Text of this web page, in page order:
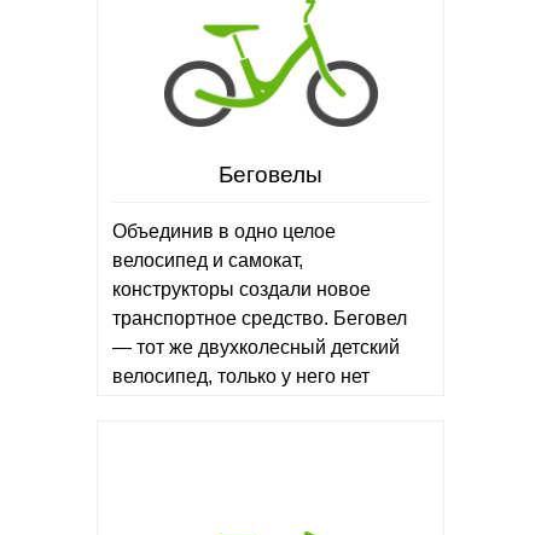
Беговелы
Объединив в одно целое
велосипед и самокат,
конструкторы создали новое
транспортное средство. Беговел
— тот же двухколесный детский
велосипед, только у него нет